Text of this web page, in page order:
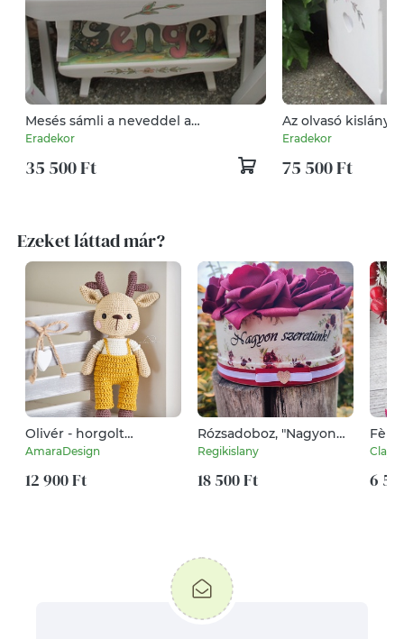
Mesés sámli a neveddel a
keresztelődre
Eradekor
35 500 Ft
Az olvasó kislány
Eradekor
75 500 Ft
Ezeket láttad már?
Olivér - horgolt
öltöztethető szarvas
AmaraDesign
12 900 Ft
Rózsadoboz, "Nagyon
szeretünk!" felirattal. :-)
Regikislany
18 500 Ft
Fèl -
6